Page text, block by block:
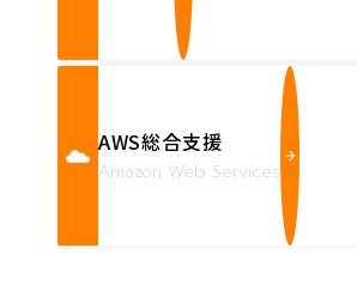
AWS総合支援
Amazon Web Services